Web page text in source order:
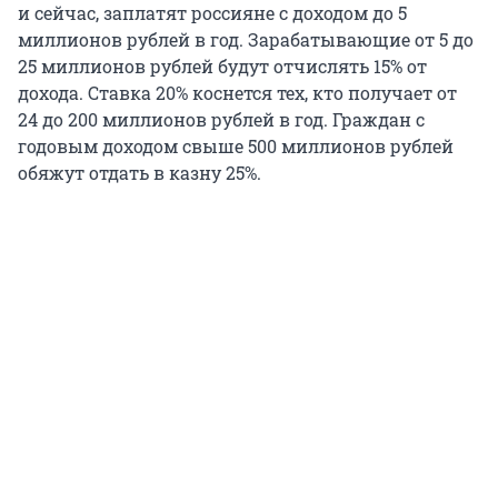
и сейчас, заплатят россияне с доходом до 5
миллионов рублей в год. Зарабатывающие от 5 до
25 миллионов рублей будут отчислять 15% от
дохода. Ставка 20% коснется тех, кто получает от
24 до 200 миллионов рублей в год. Граждан с
годовым доходом свыше 500 миллионов рублей
обяжут отдать в казну 25%.